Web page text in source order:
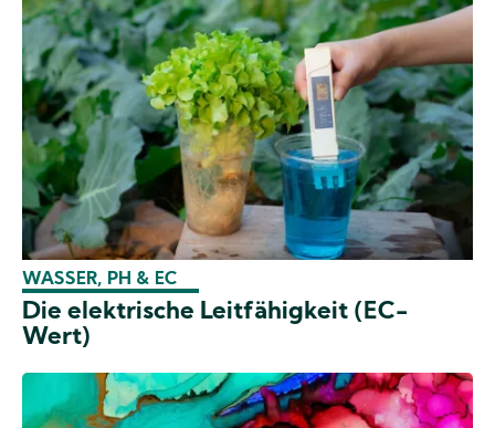
WASSER, PH & EC
Die elektrische Leitfähigkeit (EC-
Wert)